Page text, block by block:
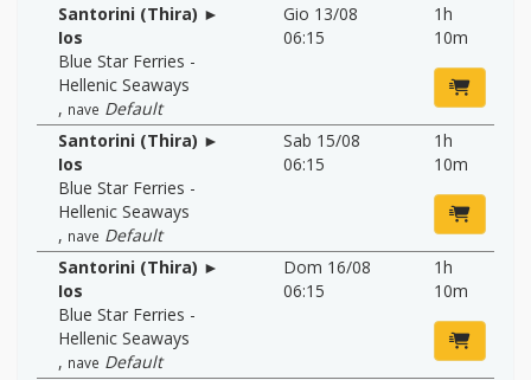
Santorini (Thira) ►
Ios
Blue Star Ferries -
Hellenic Seaways
, nave Default
Gio 13/08
06:15
1h
10m
Santorini (Thira) ►
Ios
Blue Star Ferries -
Hellenic Seaways
, nave Default
Sab 15/08
06:15
1h
10m
Santorini (Thira) ►
Ios
Blue Star Ferries -
Hellenic Seaways
, nave Default
Dom 16/08
06:15
1h
10m